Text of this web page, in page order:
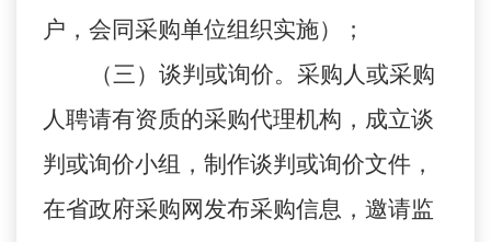
户，会同采购单位组织实施）；
（三）谈判或询价。采购人或采购
人聘请有资质的采购代理机构，成立谈
判或询价小组，制作谈判或询价文件，
在省政府采购网发布采购信息，邀请监